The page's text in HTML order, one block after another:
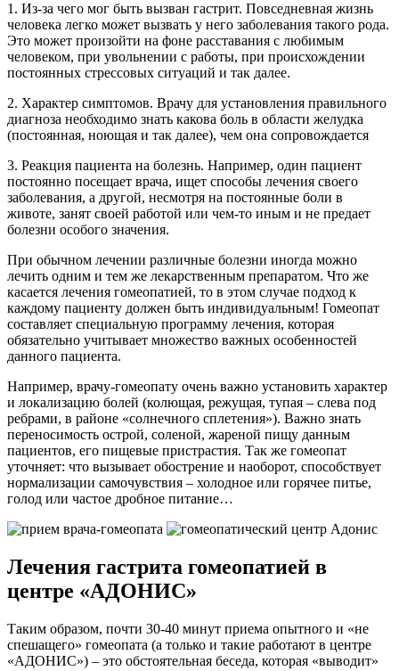
1. Из-за чего мог быть вызван гастрит. Повседневная жизнь
человека легко может вызвать у него заболевания такого рода.
Это может произойти на фоне расставания с любимым
человеком, при увольнении с работы, при происхождении
постоянных стрессовых ситуаций и так далее.
2. Характер симптомов. Врачу для установления правильного
диагноза необходимо знать какова боль в области желудка
(постоянная, ноющая и так далее), чем она сопровождается
3. Реакция пациента на болезнь. Например, один пациент
постоянно посещает врача, ищет способы лечения своего
заболевания, а другой, несмотря на постоянные боли в
животе, занят своей работой или чем-то иным и не предает
болезни особого значения.
При обычном лечении различные болезни иногда можно
лечить одним и тем же лекарственным препаратом. Что же
касается лечения гомеопатией, то в этом случае подход к
каждому пациенту должен быть индивидуальным! Гомеопат
составляет специальную программу лечения, которая
обязательно учитывает множество важных особенностей
данного пациента.
Например, врачу-гомеопату очень важно установить характер
и локализацию болей (колющая, режущая, тупая – слева под
ребрами, в районе «солнечного сплетения»). Важно знать
переносимость острой, соленой, жареной пищу данным
пациентов, его пищевые пристрастия. Так же гомеопат
уточняет: что вызывает обострение и наоборот, способствует
нормализации самочувствия – холодное или горячее питье,
голод или частое дробное питание…
Лечения гастрита гомеопатией в
центре «АДОНИС»
Таким образом, почти 30-40 минут приема опытного и «не
спешащего» гомеопата (а только и такие работают в центре
«АДОНИС») – это обстоятельная беседа, которая «выводит»